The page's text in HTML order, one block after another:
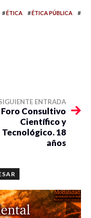
#ÉTICA #ÉTICA PÚBLICA #
ENTRADA
Foro Consultivo
Científico y
Tecnológico. 18
años